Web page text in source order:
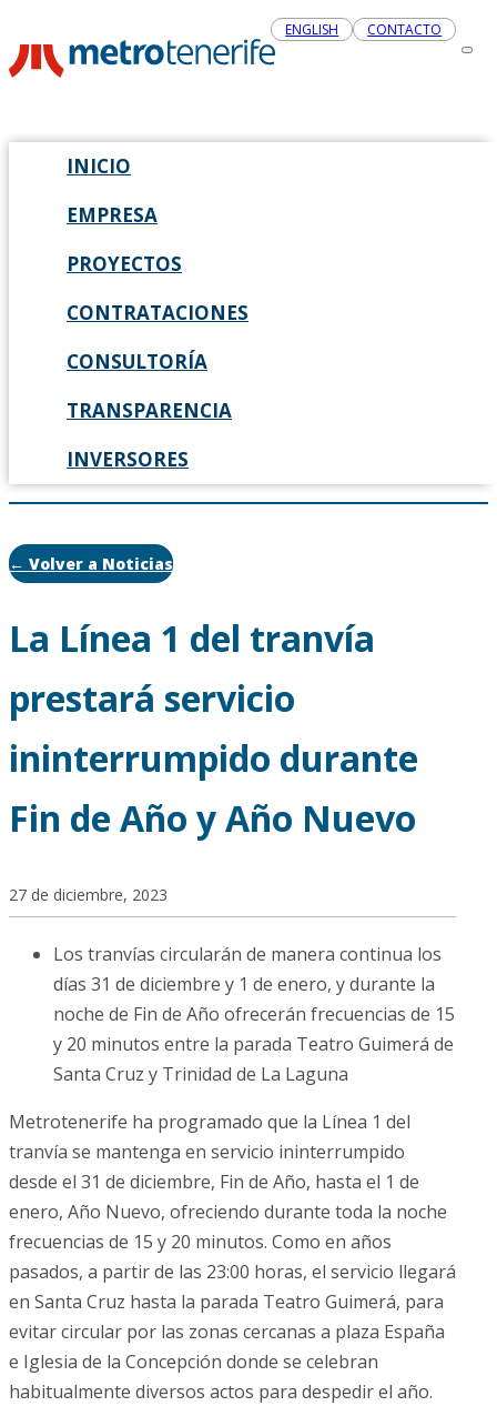
ENGLISH CONTACTO
INICIO
EMPRESA
PROYECTOS
CONTRATACIONES
CONSULTORÍA
TRANSPARENCIA
INVERSORES
← Volver a Noticias
La Línea 1 del tranvía
prestará servicio
ininterrumpido durante
Fin de Año y Año Nuevo
27 de diciembre, 2023
Los tranvías circularán de manera continua los
días 31 de diciembre y 1 de enero, y durante la
noche de Fin de Año ofrecerán frecuencias de 15
y 20 minutos entre la parada Teatro Guimerá de
Santa Cruz y Trinidad de La Laguna
Metrotenerife ha programado que la Línea 1 del
tranvía se mantenga en servicio ininterrumpido
desde el 31 de diciembre, Fin de Año, hasta el 1 de
enero, Año Nuevo, ofreciendo durante toda la noche
frecuencias de 15 y 20 minutos. Como en años
pasados, a partir de las 23:00 horas, el servicio llegará
en Santa Cruz hasta la parada Teatro Guimerá, para
evitar circular por las zonas cercanas a plaza España
e Iglesia de la Concepción donde se celebran
habitualmente diversos actos para despedir el año.